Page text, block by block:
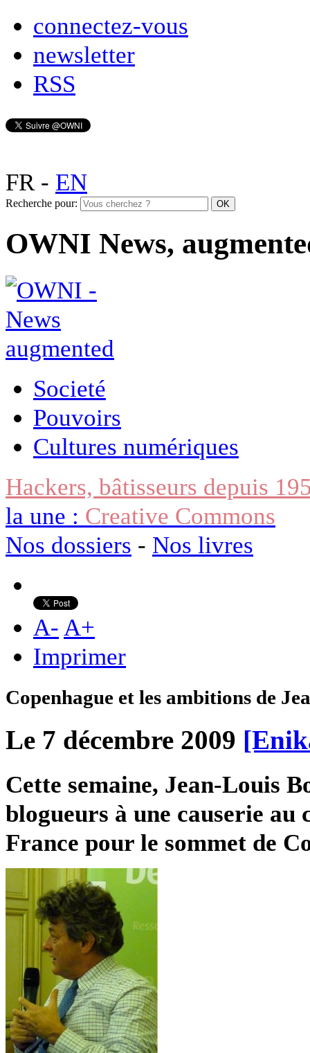
connectez-vous
newsletter
RSS
FR- EN
Recherche pour:
OWNI News,
Societé
Pouvoirs
Cultures numériques
Hackers, bâtisseurs depuis
la une : Creative Commons
Nos dossiers - Nos livres
A- A+
Imprimer
Copenhague et les ambitions de
Le 7 décembre 2009
Cette semaine, Jean-Louis
blogueurs à une causerie
France pour le sommet de